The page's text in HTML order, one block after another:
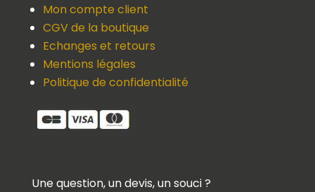
Mon compte client
CGV de la boutique
Echanges et retours
Mentions légales
Politique de confidentialité
Une question, un devis, un souci ?